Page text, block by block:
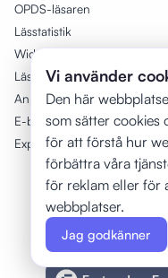
OPDS-läsaren
Lässtatistik
Widgets
Läsmål
Anpassning
E-boksbibliotek
Exportera markeringar
Vi använder
Den här
som sätter cookies
för att förstå hur
förbättra våra
för reklam eller för
webbplatser.
Jag godkänner